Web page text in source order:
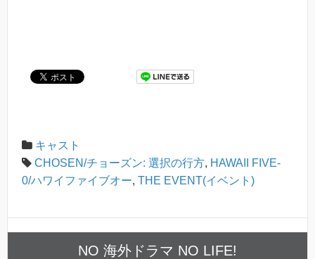
キャスト
CHOSEN/チョーズン: 選択の行方, HAWAII FIVE-
0/ハワイファイブオー, THE EVENT(イベント)
NO 海外ドラマ NO LIFE!